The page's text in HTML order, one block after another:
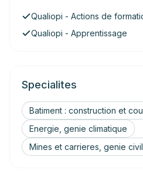
Qualiopi - Actions de
Qualiopi - Apprentissage
Specialites
Batiment : construction et
Energie, genie climatique
Mines et carrieres, genie